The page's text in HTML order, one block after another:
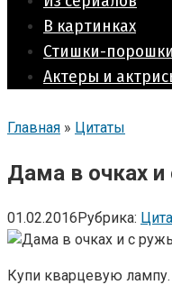
В картинках
Стишки-порошки
Актеры и
Главная » Цитаты
Дама в очках и
01.02.2016Рубрика:
Купи кварцевую